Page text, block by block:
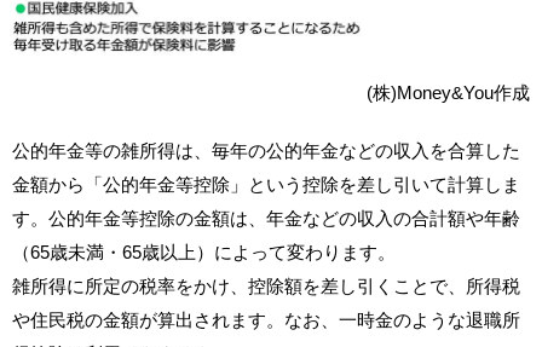
(株)Money&You作成
公的年金等の雑所得は、毎年の公的年金などの収入を合算した
金額から「公的年金等控除」という控除を差し引いて計算しま
す。公的年金等控除の金額は、年金などの収入の合計額や年齢
（65歳未満・65歳以上）によって変わります。
雑所得に所定の税率をかけ、控除額を差し引くことで、所得税
や住民税の金額が算出されます。なお、一時金のような退職所